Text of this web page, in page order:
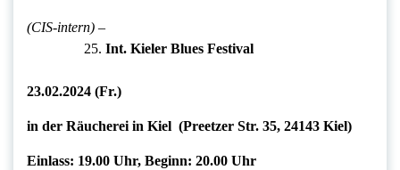
(CIS-intern) –
Int. Kieler Blues Festival
23.02.2024 (Fr.)
in der Räucherei in Kiel (Preetzer Str. 35, 24143 Kiel)
Einlass: 19.00 Uhr, Beginn: 20.00 Uhr